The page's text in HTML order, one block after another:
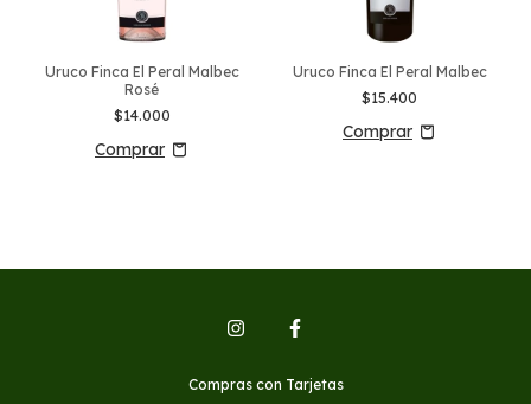
Uruco Finca El Peral Malbec
Rosé
$14.000
Uruco Finca El Peral Malbec
$15.400
Compras con Tarjetas